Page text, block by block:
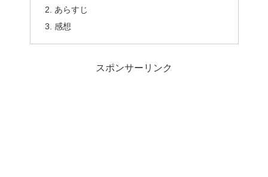
あらすじ
感想
スポンサーリンク